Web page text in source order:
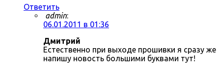
Ответить
admin:
06.01.2011 в 01:36
Дмитрий
Естественно при выходе прошивки я сразу же
напишу новость большими буквами тут!